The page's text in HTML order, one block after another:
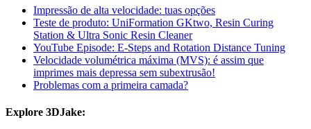
Impressão de alta velocidade: tuas opções
Teste de produto: UniFormation GKtwo, Resin Curing
Station & Ultra Sonic Resin Cleaner
YouTube Episode: E-Steps and Rotation Distance Tuning
Velocidade volumétrica máxima (MVS): é assim que
imprimes mais depressa sem subextrusão!
Problemas com a primeira camada?
Explore 3DJake: